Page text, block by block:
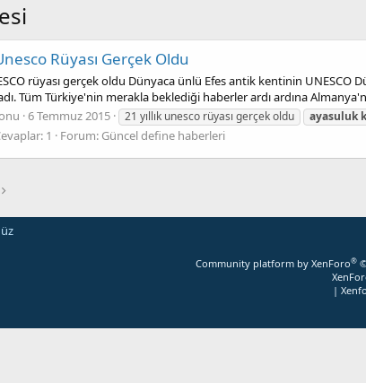
Rüyası Gerçek Oldu
rüyası gerçek oldu Dünyaca ünlü Efes antik kentinin
Tüm Türkiye'nin merakla beklediği haberler ardı ardına
6 Temmuz 2015 21 yıllık unesco rüyası gerçek oldu ayasuluk
1 Forum: Güncel define haberleri
Community platform by XenForo®
|